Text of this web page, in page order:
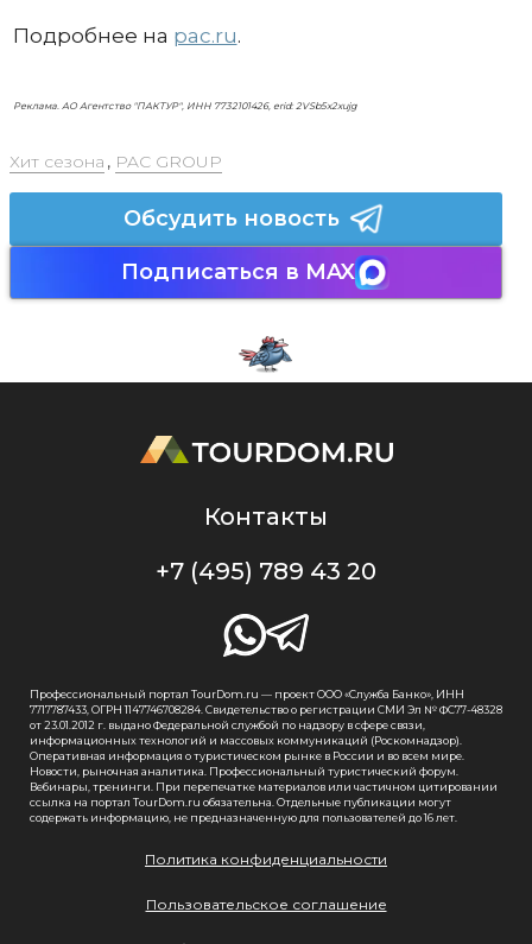
Подробнее на pac.ru.
Реклама. АО Агентство "ПАКТУР", ИНН 7732101426, erid: 2VSb5x2xujg
Хит сезона , PAC GROUP
Обсудить новость
Подписаться в MAX
Контакты
+7 (495) 789 43 20
Профессиональный портал TourDom.ru — проект ООО «Служба Банко», ИНН
7717787433, ОГРН 1147746708284. Свидетельство о регистрации СМИ Эл № ФС77-48328
от 23.01.2012 г. выдано Федеральной службой по надзору в сфере связи,
информационных технологий и массовых коммуникаций (Роскомнадзор).
Оперативная информация о туристическом рынке в России и во всем мире.
Новости, рыночная аналитика. Профессиональный туристический форум.
Вебинары, тренинги. При перепечатке материалов или частичном цитировании
ссылка на портал TourDom.ru обязательна. Отдельные публикации могут
содержать информацию, не предназначенную для пользователей до 16 лет.
Политика конфиденциальности
Пользовательское соглашение